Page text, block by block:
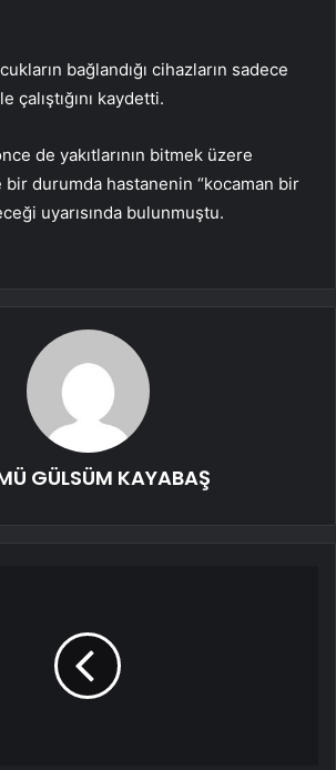
bağlandığı cihazların sadece
kaydetti.
de yakıtlarının bitmek üzere
durumda hastanenin “kocaman bir
uyarısında bulunmuştu.
GÜLSÜM KAYABAŞ